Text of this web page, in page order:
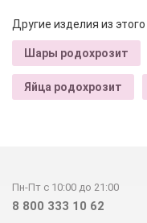
Другие изделия из
Шары родохрозит
Яйца родохрозит
Пн-Пт с 10:00 до 21:00
8 800 333 10 62